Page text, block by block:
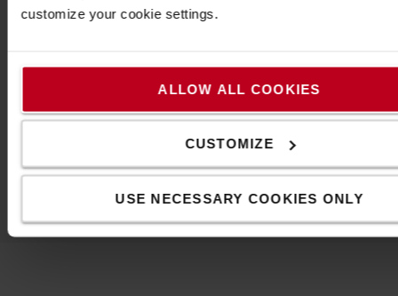
customize your cookie settings.
ALLOW ALL COOKIES
CUSTOMIZE
USE NECESSARY COOKIES ONLY
Παραμείνετε ορατοί και ασφαλείς με φώτα για κάθε
ανάγκη, στη φωτεινότητα και το χρώμα που
επιθυμείτε.
Discover all the lighting options